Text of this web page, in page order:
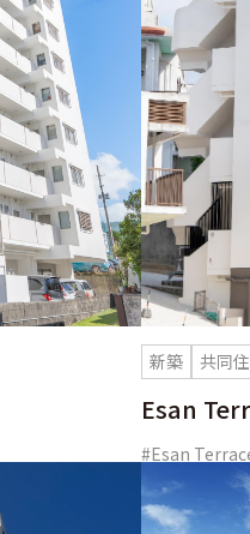
新築 共同
Esan
#Esan